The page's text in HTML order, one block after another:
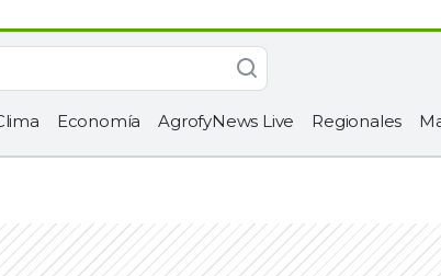
Economía AgrofyNews Live Regionales